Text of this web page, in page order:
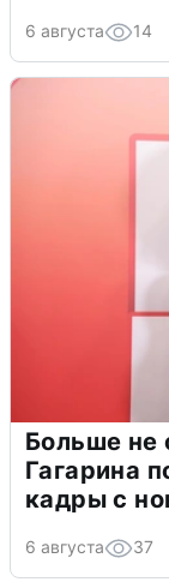
6 августа 14
Больше не
Гагарина
кадры с
6 августа 37